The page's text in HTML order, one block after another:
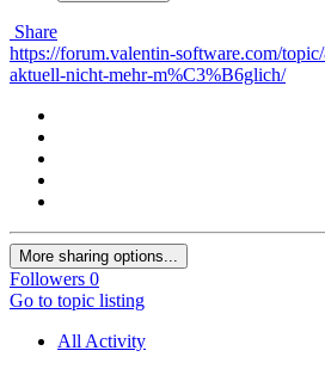
Share
https://forum.valentin-software.com/
aktuell-nicht-mehr-m%C3%B6glich/
More sharing options...
Followers 0
Go to topic listing
All Activity